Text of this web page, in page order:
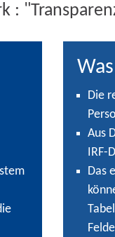
:
Die
Aus
IRF-
Das